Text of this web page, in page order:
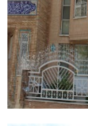
شهید مهدوی